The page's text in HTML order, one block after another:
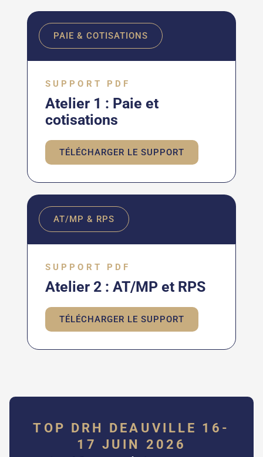
PAIE & COTISATIONS
SUPPORT PDF
Atelier 1 : Paie et
cotisations
TÉLÉCHARGER LE SUPPORT
AT/MP & RPS
SUPPORT PDF
Atelier 2 : AT/MP et RPS
TÉLÉCHARGER LE SUPPORT
TOP DRH DEAUVILLE 16-
17 JUIN 2026